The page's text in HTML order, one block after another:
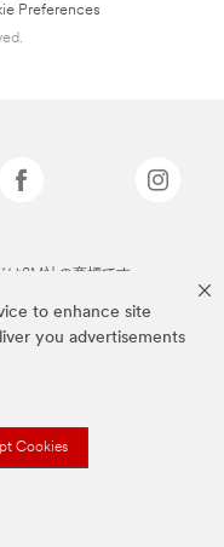
to enhance site
you advertisements
Cookies
Preferences
3M社の商標です。